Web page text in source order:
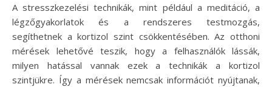
A stresszkezelési technikák, mint például a meditáció, a
légzőgyakorlatok és a rendszeres testmozgás,
segíthetnek a kortizol szint csökkentésében. Az otthoni
mérések lehetővé teszik, hogy a felhasználók lássák,
milyen hatással vannak ezek a technikák a kortizol
szintjükre. Így a mérések nemcsak információt nyújtanak,